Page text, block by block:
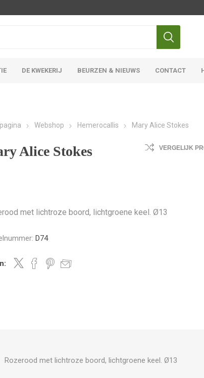
DE KWEKERIJ BEURZEN & NIEUWS CONTACT
Webshop Hemerocallis Mary Alice Stokes
Alice Stokes VERGELIJK
met lichtroze boord, lichtgroene keel. Ø13
D74
Rozerood met lichtroze boord, lichtgroene keel. Ø13